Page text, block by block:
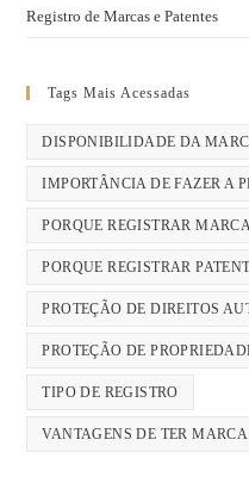
Registro de Marcas e Patentes
Tags Mais Acessadas
DISPONIBILIDADE DA
IMPORTÂNCIA DE FAZER A
PORQUE REGISTRAR
PORQUE REGISTRAR
PROTEÇÃO DE DIREITOS
PROTEÇÃO DE
TIPO DE REGISTRO
VANTAGENS DE TER